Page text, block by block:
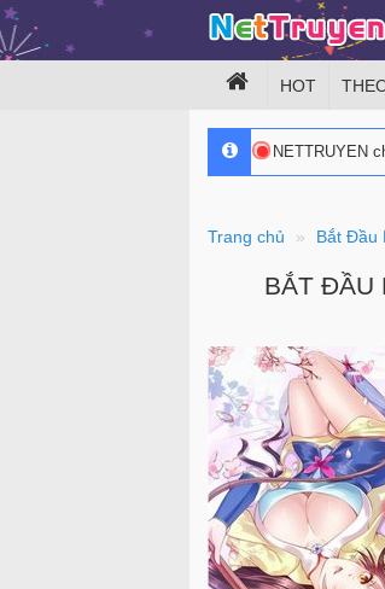
HOT
NETTRUYEN
Trang chủ Bắt Đầu
BẮT ĐẦU